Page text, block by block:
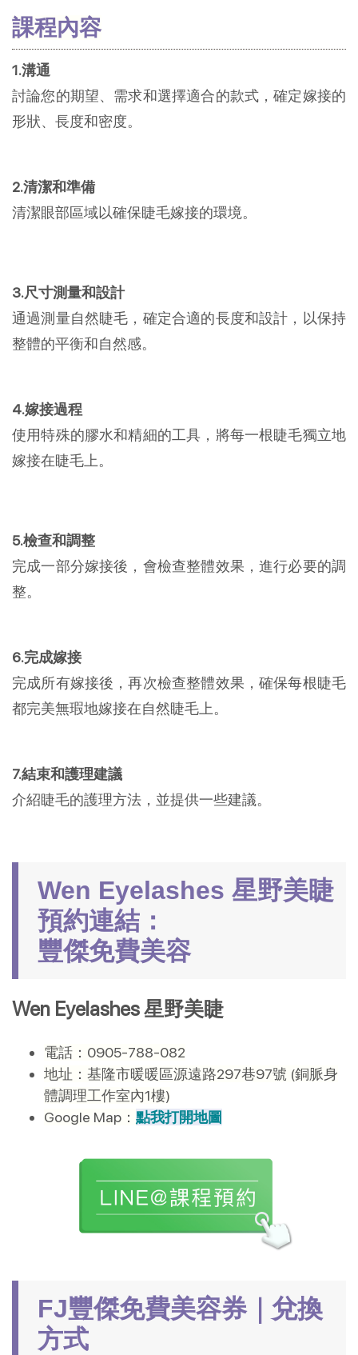
課程內容
1.溝通
討論您的期望、需求和選擇適合的款式，確定嫁接的
形狀、長度和密度。
2.清潔和準備
清潔眼部區域以確保睫毛嫁接的環境。
3.尺寸測量和設計
通過測量自然睫毛，確定合適的長度和設計，以保持
整體的平衡和自然感。
4.嫁接過程
使用特殊的膠水和精細的工具，將每一根睫毛獨立地
嫁接在睫毛上。
5.檢查和調整
完成一部分嫁接後，會檢查整體效果，進行必要的調
整。
6.完成嫁接
完成所有嫁接後，再次檢查整體效果，確保每根睫毛
都完美無瑕地嫁接在自然睫毛上。
7.結束和護理建議
介紹睫毛的護理方法，並提供一些建議。
Wen Eyelashes 星野美睫
預約連結：
豐傑免費美容
Wen Eyelashes 星野美睫
電話：0905-788-082
地址：基隆市暖暖區源遠路297巷97號 (銅脈身
體調理工作室內1樓)
Google Map： 點我打開地圖
FJ豐傑免費美容券｜兌換
方式